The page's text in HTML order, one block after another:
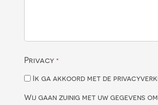
Privacy *
Ik ga akkoord met de
Wij gaan zuinig met uw gegevens